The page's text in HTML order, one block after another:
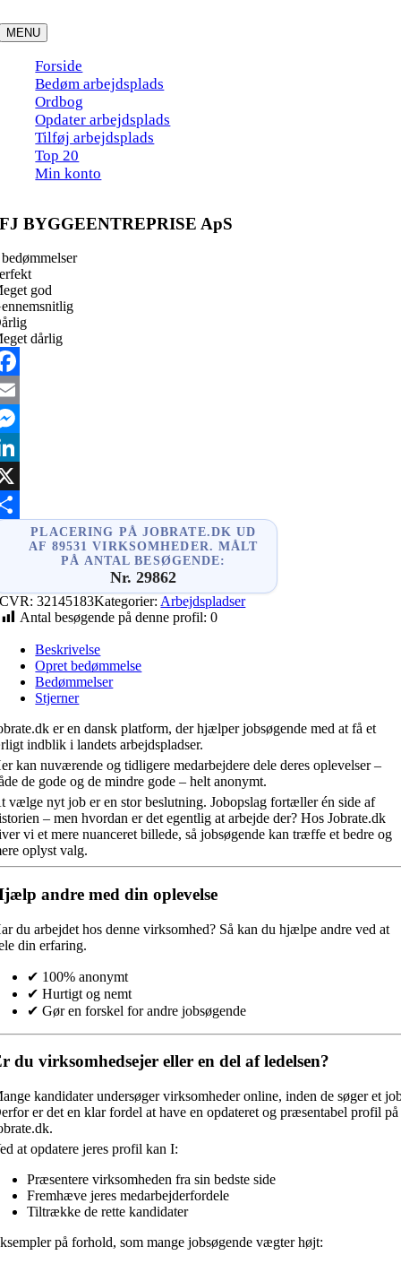
to
content
MENU
Forside
Bedøm arbejdsplads
Ordbog
Opdater arbejdsplads
Tilføj arbejdsplads
Top 20
Min konto
FJ BYGGEENTREPRISE ApS
god
dårlig
PLACERING PÅ JOBRATE.DK UD
AF 89531 VIRKSOMHEDER. MÅLT
PÅ ANTAL BESØGENDE:
Nr. 29862
CVR:32145183Kategorier: Arbejdspladser
Antal besøgende på denne profil: 0
Beskrivelse
Opret bedømmelse
Bedømmelser
Stjerner
er en dansk platform, der hjælper jobsøgende med at få et
indblik i landets arbejdspladser.
kan nuværende og tidligere medarbejdere dele deres oplevelser –
de gode og de mindre gode – helt anonymt.
vælge nyt job er en stor beslutning. Jobopslag fortæller én side af
– men hvordan er det egentlig at arbejde der? Hos Jobrate.dk
vi et mere nuanceret billede, så jobsøgende kan træffe et bedre og
oplyst valg.
andre med din oplevelse
du arbejdet hos denne virksomhed? Så kan du hjælpe andre ved at
din erfaring.
✔ 100% anonymt
✔ Hurtigt og nemt
✔ Gør en forskel for andre jobsøgende
du virksomhedsejer eller en del af ledelsen?
kandidater undersøger virksomheder online, inden de søger et
er det en klar fordel at have en opdateret og præsentabel profil på
at opdatere jeres profil kan I:
Præsentere virksomheden fra sin bedste side
Fremhæve jeres medarbejderfordele
Tiltrække de rette kandidater
på forhold, som mange jobsøgende vægter højt: